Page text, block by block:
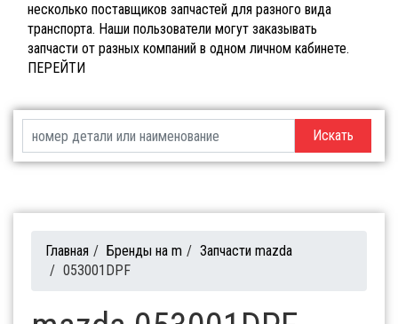
несколько поставщиков запчастей для разного вида
транспорта. Наши пользователи могут заказывать
запчасти от разных компаний в одном личном кабинете.
ПЕРЕЙТИ
Искать
Главная / Бренды на m / Запчасти mazda
/ 053001DPF